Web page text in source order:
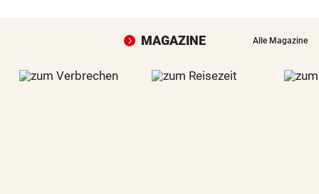
MAGAZINE Alle Magazine